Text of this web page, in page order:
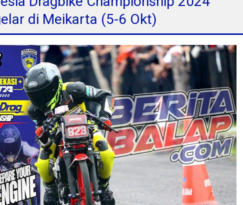
di Meikarta (5-6 Okt)